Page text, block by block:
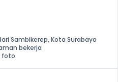
Sambikerep, Kota Surabaya
bekerja
foto